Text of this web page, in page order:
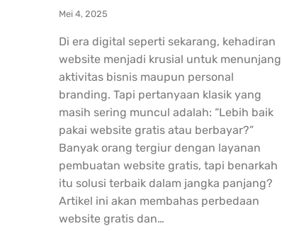
Mei 4, 2025
Di era digital seperti sekarang, kehadiran
website menjadi krusial untuk menunjang
aktivitas bisnis maupun personal
branding. Tapi pertanyaan klasik yang
masih sering muncul adalah: “Lebih baik
pakai website gratis atau berbayar?”
Banyak orang tergiur dengan layanan
pembuatan website gratis, tapi benarkah
itu solusi terbaik dalam jangka panjang?
Artikel ini akan membahas perbedaan
website gratis dan…